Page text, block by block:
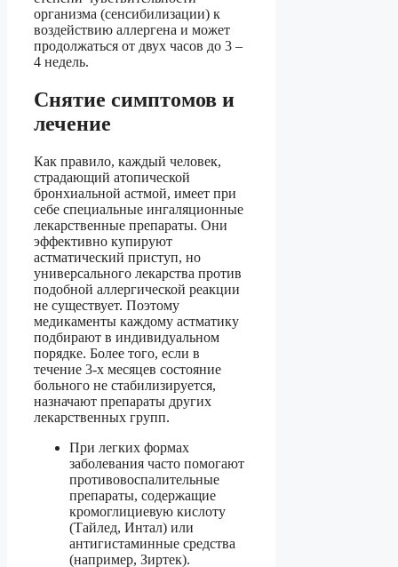
организма (сенсибилизации) к
воздействию аллергена и может
продолжаться от двух часов до 3 –
4 недель.
Снятие симптомов и
лечение
Как правило, каждый человек,
страдающий атопической
бронхиальной астмой, имеет при
себе специальные ингаляционные
лекарственные препараты. Они
эффективно купируют
астматический приступ, но
универсального лекарства против
подобной аллергической реакции
не существует. Поэтому
медикаменты каждому астматику
подбирают в индивидуальном
порядке. Более того, если в
течение 3-х месяцев состояние
больного не стабилизируется,
назначают препараты других
лекарственных групп.
При легких формах
заболевания часто помогают
противовоспалительные
препараты, содержащие
кромоглициевую кислоту
(Тайлед, Интал) или
антигистаминные средства
(например, Зиртек).